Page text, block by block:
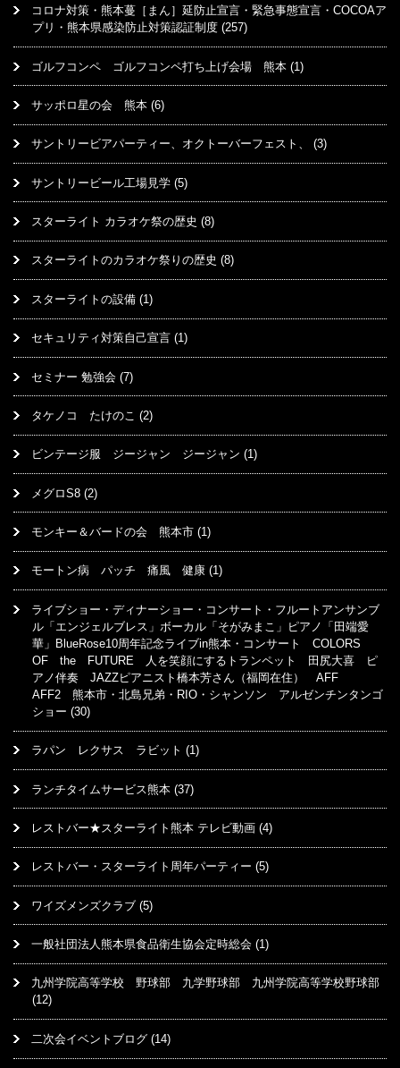
コロナ対策・熊本蔓［まん］延防止宣言・緊急事態宣言・COCOAア
プリ・熊本県感染防止対策認証制度 (257)
ゴルフコンペ ゴルフコンペ打ち上げ会場 熊本 (1)
サッポロ星の会 熊本 (6)
サントリービアパーティー、オクトーバーフェスト、 (3)
サントリービール工場見学 (5)
スターライト カラオケ祭の歴史 (8)
スターライトのカラオケ祭りの歴史 (8)
スターライトの設備 (1)
セキュリティ対策自己宣言 (1)
セミナー 勉強会 (7)
タケノコ たけのこ (2)
ビンテージ服 ジージャン ジージャン (1)
メグロS8 (2)
モンキー＆バードの会 熊本市 (1)
モートン病 パッチ 痛風 健康 (1)
ライブショー・ディナーショー・コンサート・フルートアンサンブ
ル「エンジェルブレス」ボーカル「そがみまこ」ピアノ「田端愛
華」BlueRose10周年記念ライブin熊本・コンサート COLORS
OF the FUTURE 人を笑顔にするトランペット 田尻大喜 ピ
アノ伴奏 JAZZピアニスト橋本芳さん（福岡在住） AFF
AFF2 熊本市・北島兄弟・RIO・シャンソン アルゼンチンタンゴ
ショー (30)
ラパン レクサス ラビット (1)
ランチタイムサービス熊本 (37)
レストバー★スターライト熊本 テレビ動画 (4)
レストバー・スターライト周年パーティー (5)
ワイズメンズクラブ (5)
一般社団法人熊本県食品衛生協会定時総会 (1)
九州学院高等学校 野球部 九学野球部 九州学院高等学校野球部
(12)
二次会イベントブログ (14)